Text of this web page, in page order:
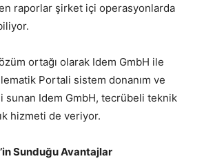
raporlar şirket içi operasyonlarda
ortağı olarak Idem GmbH ile
Portali sistem donanım ve
sunan Idem GmbH, tecrübeli teknik
hizmeti de veriyor.
Sunduğu Avantajlar